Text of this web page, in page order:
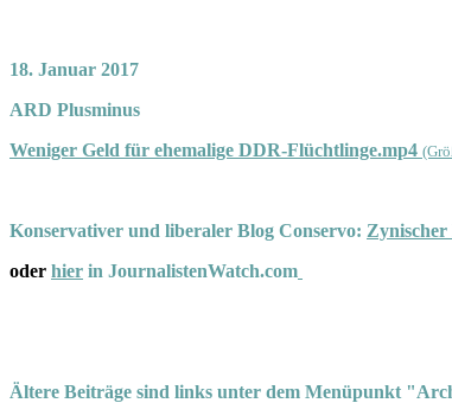
18. Januar 2017
ARD Plusminus
Weniger Geld für ehemalige DDR-Flüchtlinge.mp4
Konservativer und liberaler Blog Conservo: Zynischer
oder hier in JournalistenWatch.com
Ältere Beiträge sind links unter dem Menüpunkt